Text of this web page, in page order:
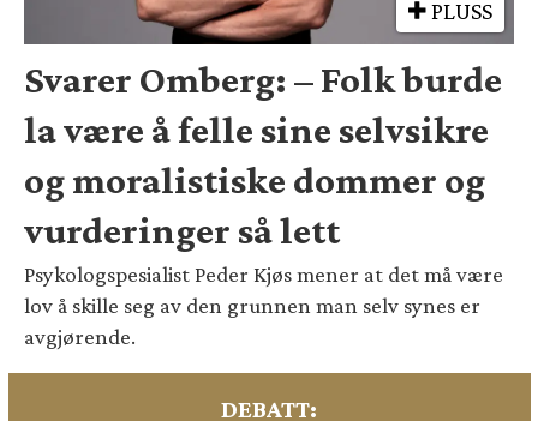
PLUSS
Svarer Omberg: – Folk burde
la være å felle sine selvsikre
og moralistiske dommer og
vurderinger så lett
Psykologspesialist Peder Kjøs mener at det må være
lov å skille seg av den grunnen man selv synes er
avgjørende.
DEBATT: